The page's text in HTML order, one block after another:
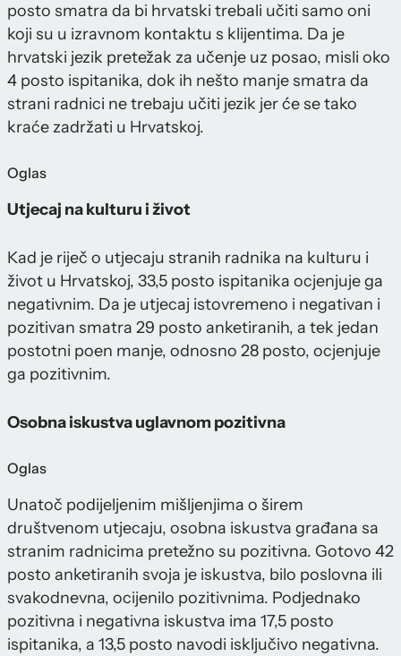
posto smatra da bi hrvatski trebali učiti samo oni
koji su u izravnom kontaktu s klijentima. Da je
hrvatski jezik pretežak za učenje uz posao, misli oko
4 posto ispitanika, dok ih nešto manje smatra da
strani radnici ne trebaju učiti jezik jer će se tako
kraće zadržati u Hrvatskoj.
Oglas
Utjecaj na kulturu i život
Kad je riječ o utjecaju stranih radnika na kulturu i
život u Hrvatskoj, 33,5 posto ispitanika ocjenjuje ga
negativnim. Da je utjecaj istovremeno i negativan i
pozitivan smatra 29 posto anketiranih, a tek jedan
postotni poen manje, odnosno 28 posto, ocjenjuje
ga pozitivnim.
Osobna iskustva uglavnom pozitivna
Oglas
Unatoč podijeljenim mišljenjima o širem
društvenom utjecaju, osobna iskustva građana sa
stranim radnicima pretežno su pozitivna. Gotovo 42
posto anketiranih svoja je iskustva, bilo poslovna ili
svakodnevna, ocijenilo pozitivnima. Podjednako
pozitivna i negativna iskustva ima 17,5 posto
ispitanika, a 13,5 posto navodi isključivo negativna.